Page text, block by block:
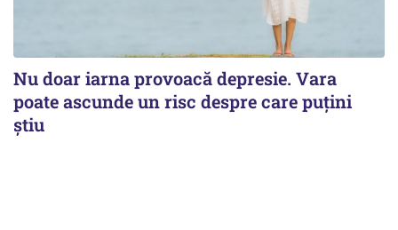
Nu doar iarna provoacă depresie. Vara
poate ascunde un risc despre care puțini
știu